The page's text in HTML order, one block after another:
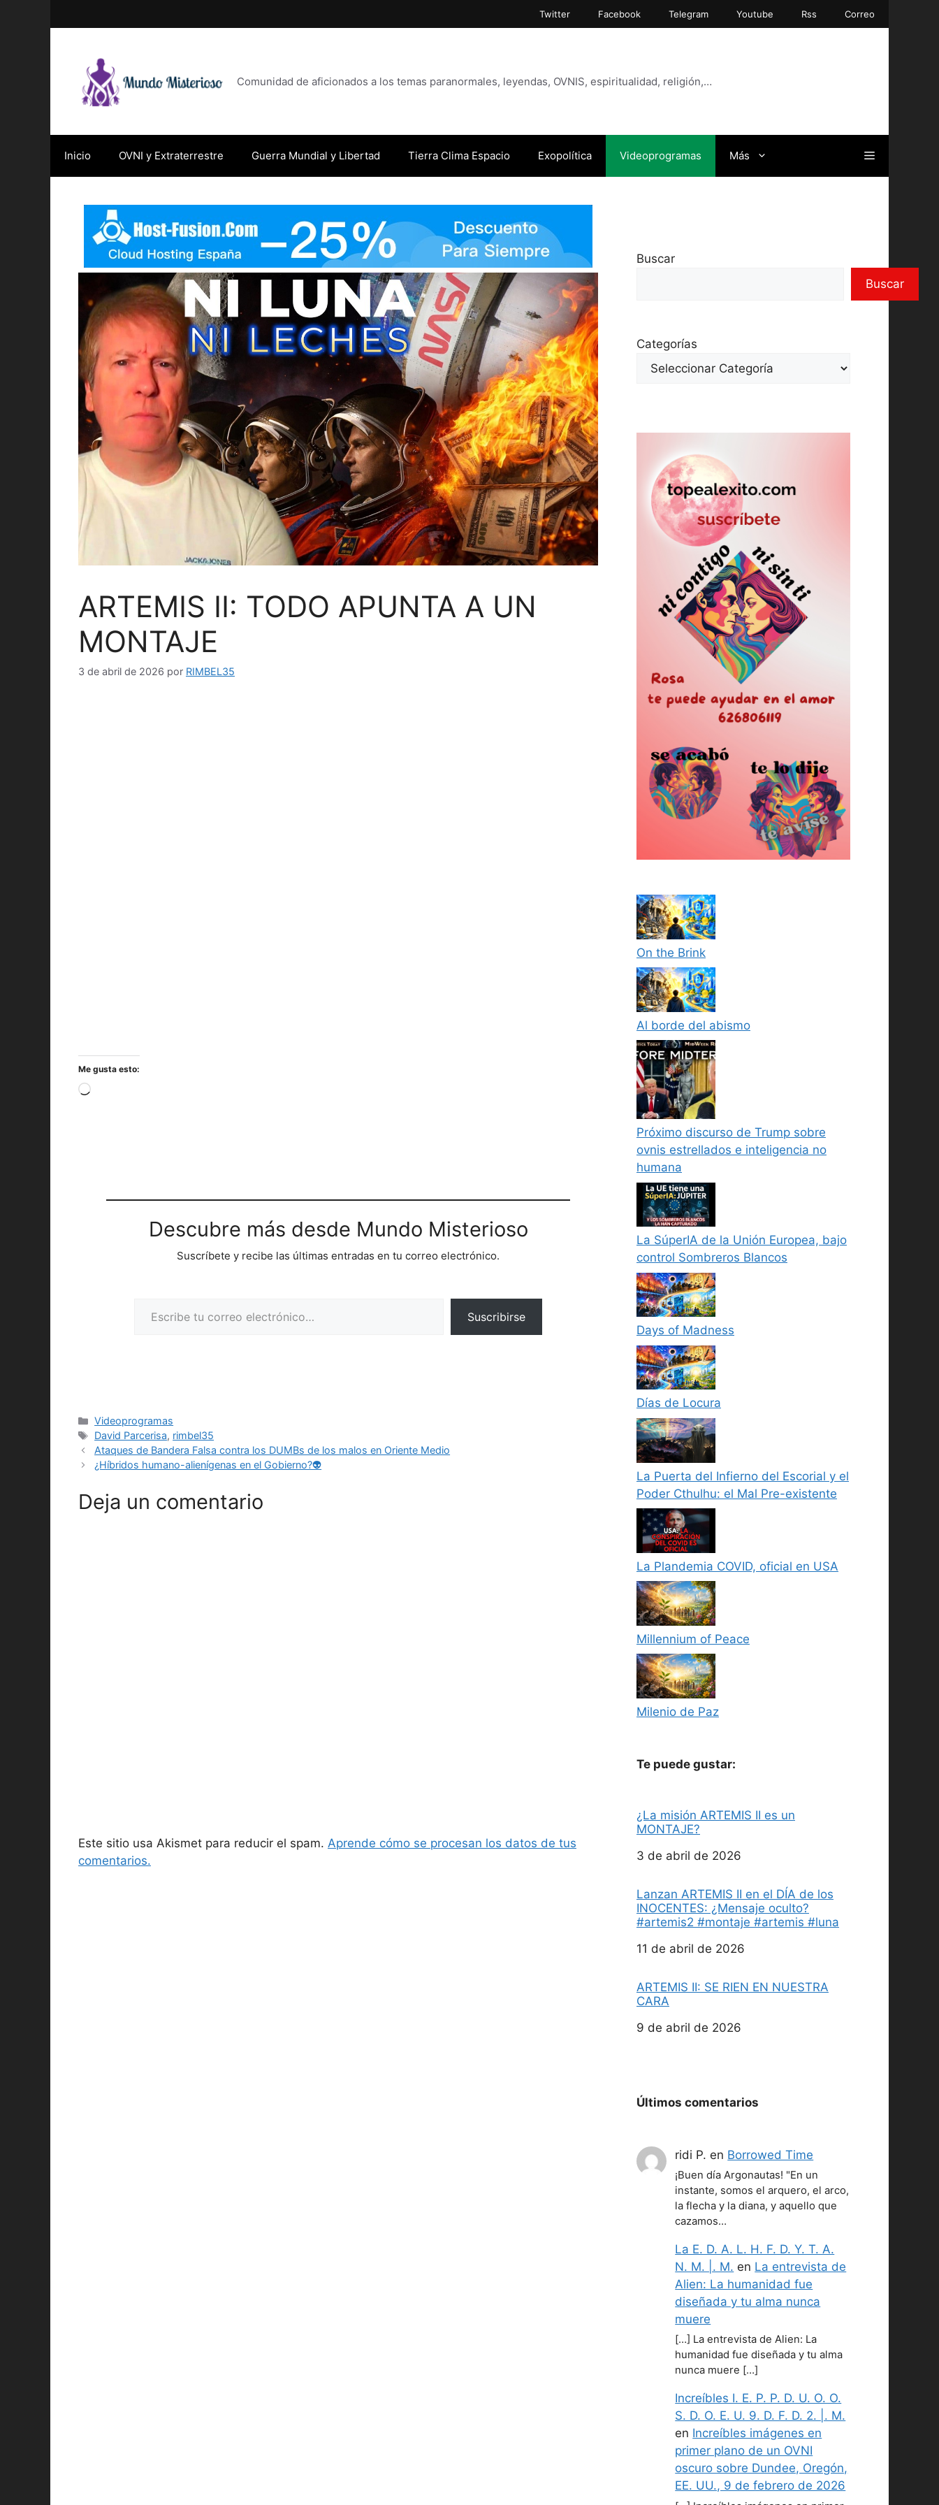
Twitter Facebook Telegram Youtube Rss Correo
Comunidad de aficionados a los temas paranormales, leyendas, OVNIS, espiritualidad, religión,…
Inicio OVNI y Extraterrestre Guerra Mundial y Libertad Tierra Clima Espacio Exopolítica Videoprogramas Más
ARTEMIS II: TODO APUNTA A UN
MONTAJE
3 de abril de 2026 por RIMBEL35
Me gusta esto:
Cargando...
Descubre más desde Mundo Misterioso
Suscríbete y recibe las últimas entradas en tu correo electrónico.
Suscribirse
Categorías
Videoprogramas
Etiquetas
David Parcerisa, rimbel35
Ataques de Bandera Falsa contra los DUMBs de los malos en Oriente Medio
¿Híbridos humano-alienígenas en el Gobierno?👽
Deja un comentario
Este sitio usa Akismet para reducir el spam. Aprende cómo se procesan los datos de tus
comentarios.
Buscar
Buscar
Categorías
On the Brink
Al borde del abismo
Próximo discurso de Trump sobre
ovnis estrellados e inteligencia no
humana
La SúperIA de la Unión Europea, bajo
control Sombreros Blancos
Days of Madness
Días de Locura
La Puerta del Infierno del Escorial y el
Poder Cthulhu: el Mal Pre-existente
La Plandemia COVID, oficial en USA
Millennium of Peace
Milenio de Paz
Te puede gustar:
¿La misión ARTEMIS II es un
MONTAJE?
Fecha
3 de abril de 2026
Lanzan ARTEMIS II en el DÍA de los
INOCENTES: ¿Mensaje oculto?
#artemis2 #montaje #artemis #luna
Fecha
11 de abril de 2026
ARTEMIS II: SE RIEN EN NUESTRA
CARA
Fecha
9 de abril de 2026
Últimos comentarios
ridi P. en Borrowed Time
¡Buen día Argonautas! "En un
instante, somos el arquero, el arco,
la flecha y la diana, y aquello que
cazamos…
La E. D. A. L. H. F. D. Y. T. A.
N. M. |. M. en La entrevista de
Alien: La humanidad fue
diseñada y tu alma nunca
muere
[…] La entrevista de Alien: La
humanidad fue diseñada y tu alma
nunca muere […]
Increíbles I. E. P. P. D. U. O. O.
S. D. O. E. U. 9. D. F. D. 2. |. M.
en Increíbles imágenes en
primer plano de un OVNI
oscuro sobre Dundee, Oregón,
EE. UU., 9 de febrero de 2026